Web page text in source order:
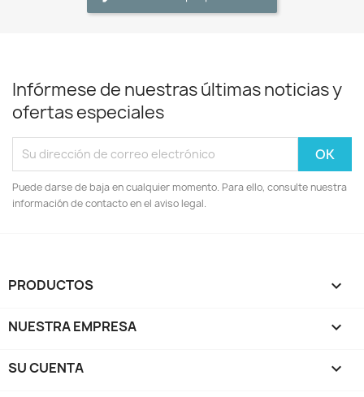
Infórmese de nuestras últimas noticias y
ofertas especiales
Puede darse de baja en cualquier momento. Para ello, consulte nuestra
información de contacto en el aviso legal.
PRODUCTOS 
NUESTRA EMPRESA 
SU CUENTA 